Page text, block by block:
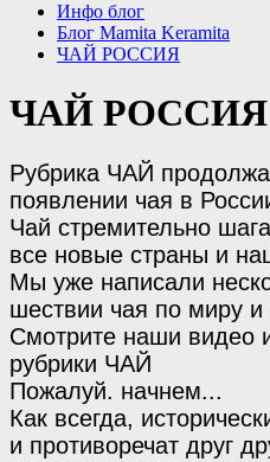
Инфо блог
Блог Mamita Keramita
ЧАЙ РОССИЯ
ЧАЙ РОССИЯ
Рубрика ЧАЙ
появлении чая в
Чай стремительно
все новые страны и
Мы уже написали
шествии чая по миру
Смотрите наши видео
рубрики ЧАЙ
Пожалуй. начнем...
Как всегда,
и противоречат друг